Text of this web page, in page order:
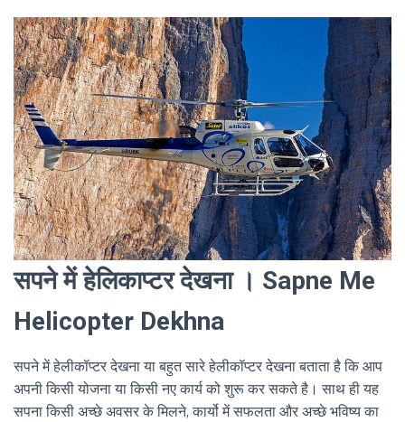
सपने में हेलिकाप्टर देखना । Sapne Me
Helicopter Dekhna
सपने में हेलीकॉप्टर देखना या बहुत सारे हेलीकॉप्टर देखना बताता है कि आप
अपनी किसी योजना या किसी नए कार्य को शुरू कर सकते है। साथ ही यह
सपना किसी अच्छे अवसर के मिलने, कार्यो में सफलता और अच्छे भविष्य का